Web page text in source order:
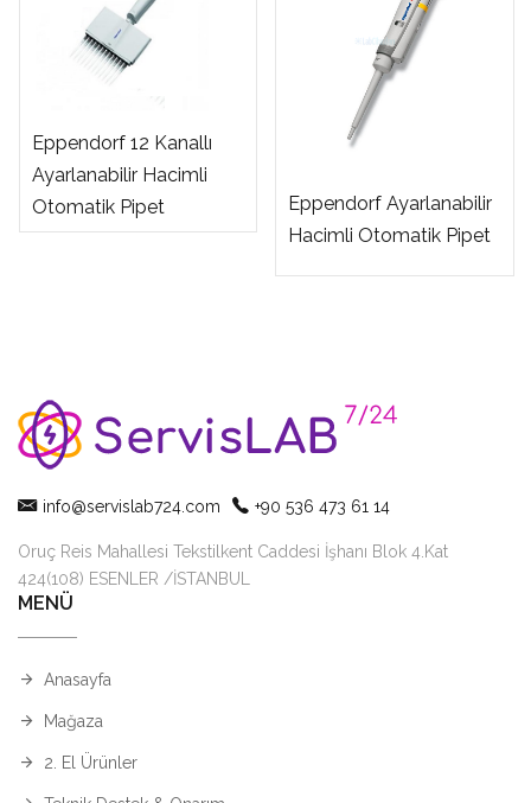
Eppendorf 12 Kanallı
Ayarlanabilir Hacimli
Otomatik Pipet
Eppendorf Ayarlanabilir
Hacimli Otomatik Pipet
info@servislab724.com +90 536 473 61 14
Oruç Reis Mahallesi Tekstilkent Caddesi İşhanı Blok 4.Kat
424(108) ESENLER /İSTANBUL
MENÜ
Anasayfa
Mağaza
2. El Ürünler